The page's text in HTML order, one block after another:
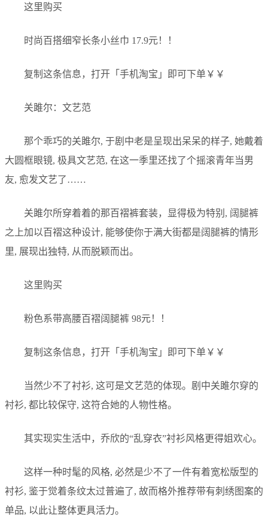
这里购买
时尚百搭细窄长条小丝巾 17.9元！！
复制这条信息，打开「手机淘宝」即可下单￥￥
关雎尔：文艺范
那个乖巧的关雎尔, 于剧中老是呈现出呆呆的样子, 她戴着
大圆框眼镜, 极具文艺范, 在这一季里还找了个摇滚青年当男
友, 愈发文艺了……
关雎尔所穿着着的那百褶裤套装，显得极为特别, 阔腿裤
之上加以百褶这种设计, 能够使你于满大街都是阔腿裤的情形
里, 展现出独特, 从而脱颖而出。
这里购买
粉色系带高腰百褶阔腿裤 98元！！
复制这条信息，打开「手机淘宝」即可下单￥￥
当然少不了衬衫, 这可是文艺范的体现。剧中关雎尔穿的
衬衫, 都比较保守, 这符合她的人物性格。
其实现实生活中，乔欣的“乱穿衣”衬衫风格更得姐欢心。
这样一种时髦的风格, 必然是少不了一件有着宽松版型的
衬衫, 鉴于觉着条纹太过普遍了, 故而格外推荐带有刺绣图案的
单品, 以此让整体更具活力。